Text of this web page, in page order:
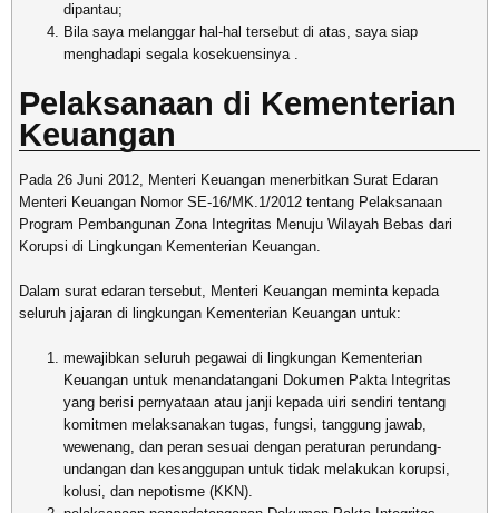
dipantau;
Bila saya melanggar hal-hal tersebut di atas, saya siap
menghadapi segala kosekuensinya .
Pelaksanaan di Kementerian
Keuangan
Pada 26 Juni 2012, Menteri Keuangan menerbitkan Surat Edaran
Menteri Keuangan Nomor SE-16/MK.1/2012 tentang Pelaksanaan
Program Pembangunan Zona Integritas Menuju Wilayah Bebas dari
Korupsi di Lingkungan Kementerian Keuangan.
Dalam surat edaran tersebut, Menteri Keuangan meminta kepada
seluruh jajaran di lingkungan Kementerian Keuangan untuk:
mewajibkan seluruh pegawai di lingkungan Kementerian
Keuangan untuk menandatangani Dokumen Pakta Integritas
yang berisi pernyataan atau janji kepada uiri sendiri tentang
komitmen melaksanakan tugas, fungsi, tanggung jawab,
wewenang, dan peran sesuai dengan peraturan perundang-
undangan dan kesanggupan untuk tidak melakukan korupsi,
kolusi, dan nepotisme (KKN).